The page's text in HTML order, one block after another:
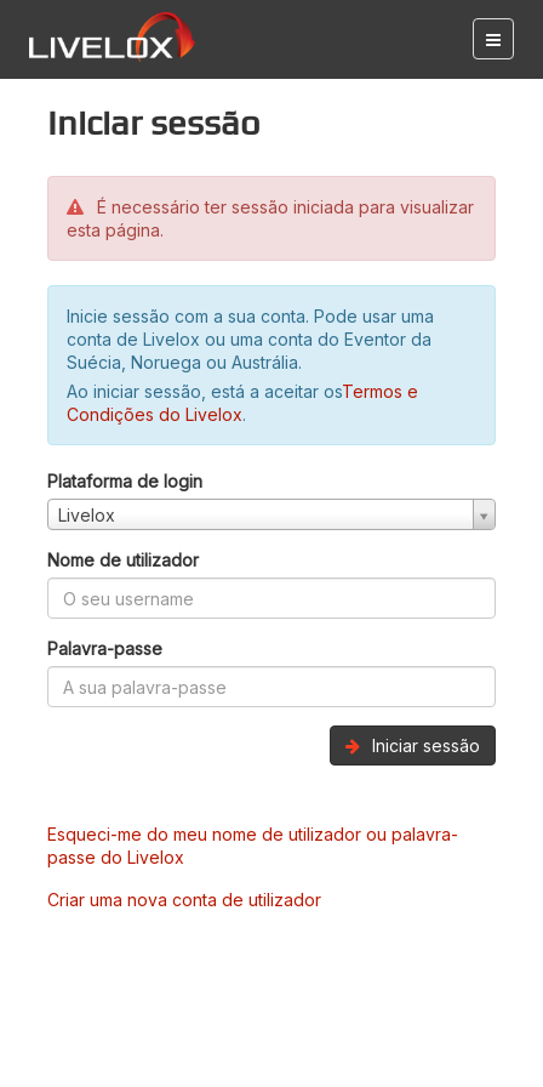
Iniciar sessão
É necessário ter sessão iniciada para visualizar
esta página.
Inicie sessão com a sua conta. Pode usar uma
conta de Livelox ou uma conta do Eventor da
Suécia, Noruega ou Austrália.
Ao iniciar sessão, está a aceitar osTermos e
Condições do Livelox.
Plataforma de login
Livelox
Nome de utilizador
Palavra-passe
Iniciar sessão
Esqueci-me do meu nome de utilizador ou palavra-
passe do Livelox
Criar uma nova conta de utilizador